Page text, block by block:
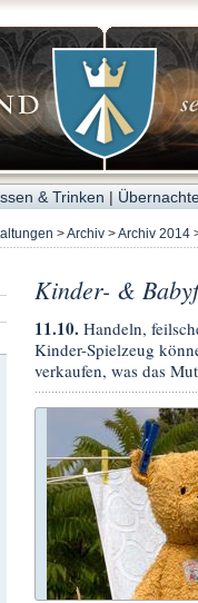
& Trinken |
>Archiv>Archiv 2014
Kinder- &
11.10. Handeln,
Kinder-Spielzeug
verkaufen, was das